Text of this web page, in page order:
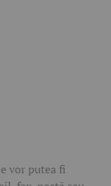
vor putea fi